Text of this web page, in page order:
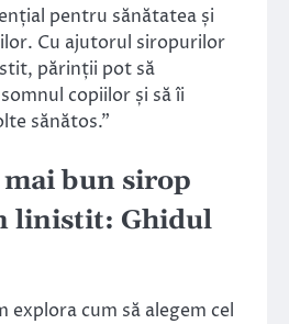
pentru sănătatea și
Cu ajutorul siropurilor
părinții pot să
copiilor și să îi
sănătos.”
bun sirop
linistit: Ghidul
explora cum să alegem cel